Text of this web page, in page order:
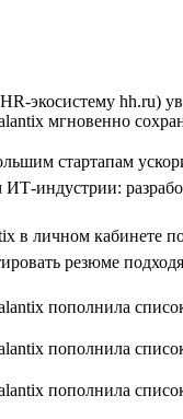
экосистему hh.ru)
мгновенно
стартапам
индустрии:
в личном кабинете
резюме